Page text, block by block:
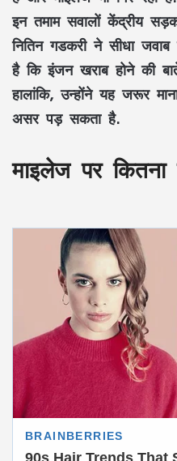
इन तमाम सवालों केंद्रीय
नितिन गडकरी ने सीधा
है कि इंजन खराब होने की
हालांकि, उन्होंने यह जरूर
असर पड़ सकता है.
माइलेज पर